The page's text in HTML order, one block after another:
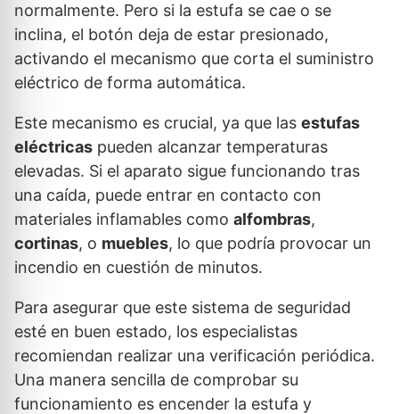
normalmente. Pero si la estufa se cae o se
inclina, el botón deja de estar presionado,
activando el mecanismo que corta el suministro
eléctrico de forma automática.
Este mecanismo es crucial, ya que las estufas
eléctricas pueden alcanzar temperaturas
elevadas. Si el aparato sigue funcionando tras
una caída, puede entrar en contacto con
materiales inflamables como alfombras,
cortinas, o muebles, lo que podría provocar un
incendio en cuestión de minutos.
Para asegurar que este sistema de seguridad
esté en buen estado, los especialistas
recomiendan realizar una verificación periódica.
Una manera sencilla de comprobar su
funcionamiento es encender la estufa y